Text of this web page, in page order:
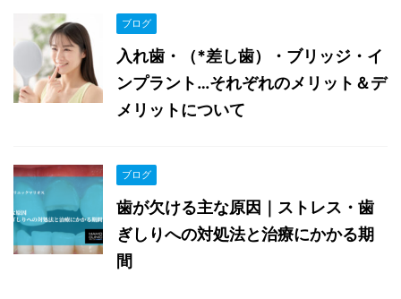
ブログ
入れ歯・（*差し歯）・ブリッジ・イ
ンプラント…それぞれのメリット＆デ
メリットについて
ブログ
歯が欠ける主な原因｜ストレス・歯
ぎしりへの対処法と治療にかかる期
間